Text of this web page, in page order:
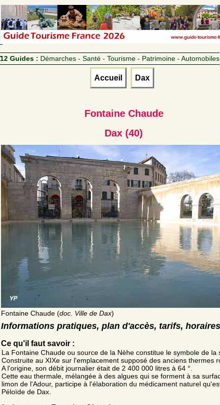
12 Guides : Démarches - Santé - Tourisme - Patrimoine - Automobiles
Accueil Dax
Fontaine Chaude
Dax (40)
Fontaine Chaude (doc. Ville de Dax)
Informations pratiques, plan d'accès, tarifs, horaires
Ce qu'il faut savoir :
La Fontaine Chaude ou source de la Nèhe constitue le symbole de la
Construite au XIXe sur l'emplacement supposé des anciens thermes
A l'origine, son débit journalier était de 2 400 000 litres à 64 °.
Cette eau thermale, mélangée à des algues qui se forment à sa
limon de l'Adour, participe à l'élaboration du médicament naturel
Péloïde de Dax.